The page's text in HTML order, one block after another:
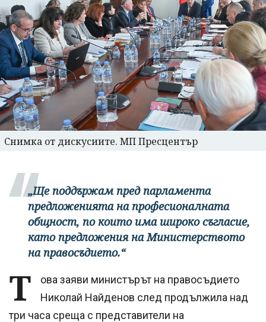
Снимка от дискусиите. МП Пресцентър
„Ще поддържам пред парламента
предложенията на професионалната
общност, по които има широко съгласие,
като предложения на Министерството
на правосъдието.“
Т
ова заяви министърът на правосъдието
Николай Найденов след продължила над
три часа среща с представители на